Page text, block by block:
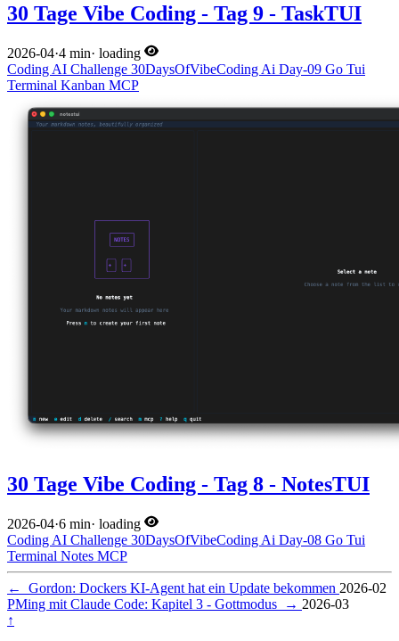
30 Tage Vibe Coding - Tag 9 - TaskTUI
2026-04·4 min· loading
Coding AI Challenge 30DaysOfVibeCoding Ai Day-09 Go Tui
Terminal Kanban MCP
30 Tage Vibe Coding - Tag 8 - NotesTUI
2026-04·6 min· loading
Coding AI Challenge 30DaysOfVibeCoding Ai Day-08 Go Tui
Terminal Notes MCP
← Gordon: Dockers KI-Agent hat ein Update bekommen 2026-02
PMing mit Claude Code: Kapitel 3 - Gottmodus
→ 2026-03
↑